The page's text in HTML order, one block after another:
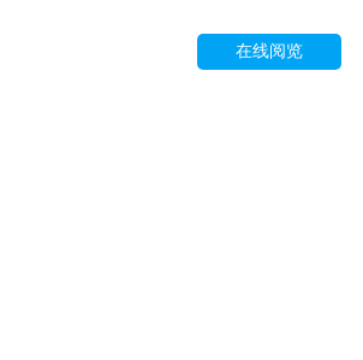
在线阅览